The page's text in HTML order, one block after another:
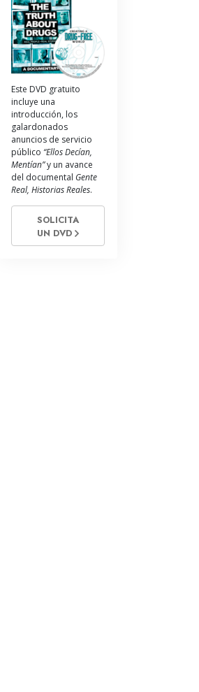
Este DVD gratuito
incluye una
introducción, los
galardonados
anuncios de servicio
público “Ellos Decían,
Mentían”y un avance
del documental Gente
Real, Historias Reales.
SOLICITA
UN DVD